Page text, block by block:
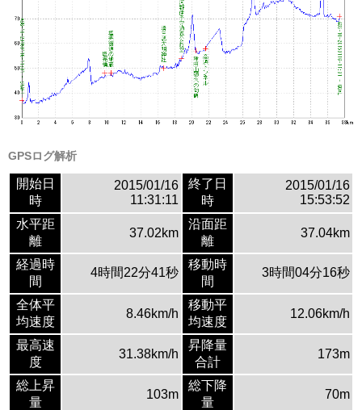
GPSログ解析
開始日
時
2015/01/16
11:31:11
終了日
時
2015/01/16
15:53:52
水平距
離
37.02km
沿面距
離
37.04km
経過時
間
4時間22分41秒
移動時
間
3時間04分16秒
全体平
均速度
8.46km/h
移動平
均速度
12.06km/h
最高速
度
31.38km/h
昇降量
合計
173m
総上昇
量
103m
総下降
量
70m